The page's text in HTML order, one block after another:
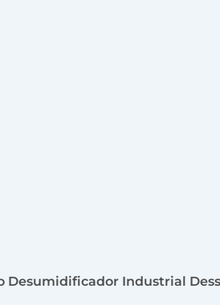
Desumidificador Industrial